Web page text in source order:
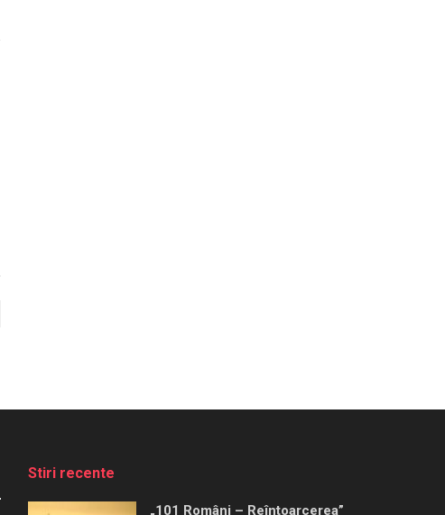
Stiri recente
„101 Români – Reîntoarcerea”